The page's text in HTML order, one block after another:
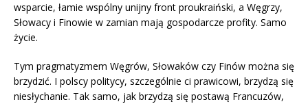
wsparcie, łamie wspólny unijny front proukraiński, a Węgrzy,
Słowacy i Finowie w zamian mają gospodarcze profity. Samo
życie.
Tym pragmatyzmem Węgrów, Słowaków czy Finów można się
brzydzić. I polscy politycy, szczególnie ci prawicowi, brzydzą się
niesłychanie. Tak samo, jak brzydzą się postawą Francuzów,